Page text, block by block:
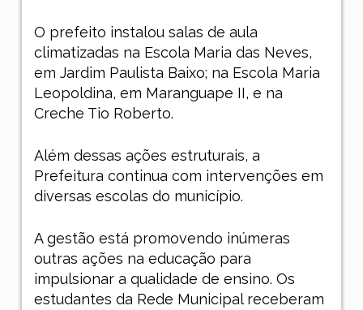
O prefeito instalou salas de aula
climatizadas na Escola Maria das Neves,
em Jardim Paulista Baixo; na Escola Maria
Leopoldina, em Maranguape II, e na
Creche Tio Roberto.
Além dessas ações estruturais, a
Prefeitura continua com intervenções em
diversas escolas do município.
A gestão está promovendo inúmeras
outras ações na educação para
impulsionar a qualidade de ensino. Os
estudantes da Rede Municipal receberam